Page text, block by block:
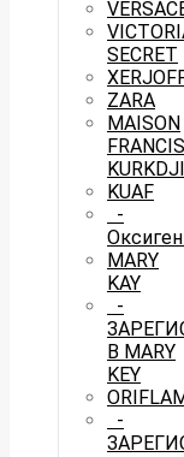
SECRET
ZARA
MAISON
FRANCIS
KUAF
-
MARY
KAY
-
В MARY
KEY
-